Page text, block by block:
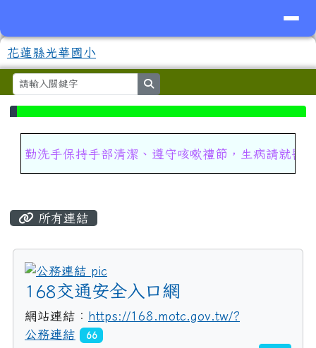
花蓮縣光華國小
⏸
上中區域內容
勤洗手保持手部清潔、遵守咳嗽禮節，生病請就醫
所有連結
168交通安全入口網
網站連結： https://168.motc.gov.tw/?
公務連結
66
頁尾區域